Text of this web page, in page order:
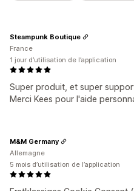
Super produit, et super
Merci Kees pour l'aide
Steampunk Boutique
France
1 jour d’utilisation de l’application
M&M Germany
Allemagne
5 mois d’utilisation de l’application